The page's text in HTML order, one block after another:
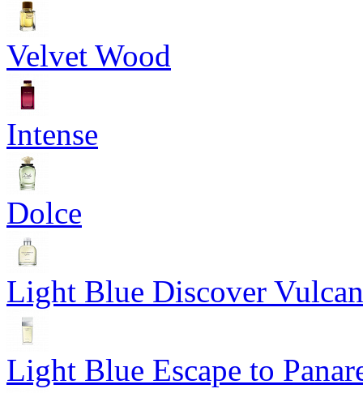
Velvet Wood
Intense
Dolce
Light Blue Discover
Light Blue Escape to